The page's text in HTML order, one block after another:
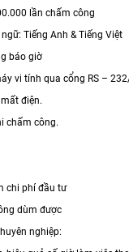
lần chấm công
Tiếng Anh & Tiếng Việt
báo giờ
vi tính qua cổng RS –
điện.
chấm công.
chi phí đầu tư
dùm được
nghiệp: